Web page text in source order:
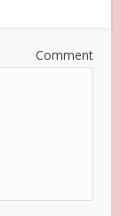
Comment